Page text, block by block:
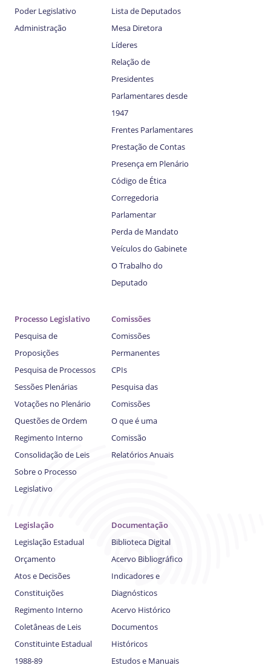
Poder Legislativo
Administração
Lista de Deputados
Mesa Diretora
Líderes
Relação de
Presidentes
Parlamentares desde
1947
Frentes Parlamentares
Prestação de Contas
Presença em Plenário
Código de Ética
Corregedoria
Parlamentar
Perda de Mandato
Veículos do Gabinete
O Trabalho do
Deputado
Processo Legislativo
Pesquisa de
Proposições
Pesquisa de Processos
Sessões Plenárias
Votações no Plenário
Questões de Ordem
Regimento Interno
Consolidação de Leis
Sobre o Processo
Legislativo
Comissões
Comissões
Permanentes
CPIs
Pesquisa das
Comissões
O que é uma
Comissão
Relatórios Anuais
Legislação
Legislação Estadual
Orçamento
Atos e Decisões
Constituições
Regimento Interno
Coletâneas de Leis
Constituinte Estadual
1988-89
Documentação
Biblioteca Digital
Acervo Bibliográfico
Indicadores e
Diagnósticos
Acervo Histórico
Documentos
Históricos
Estudos e Manuais